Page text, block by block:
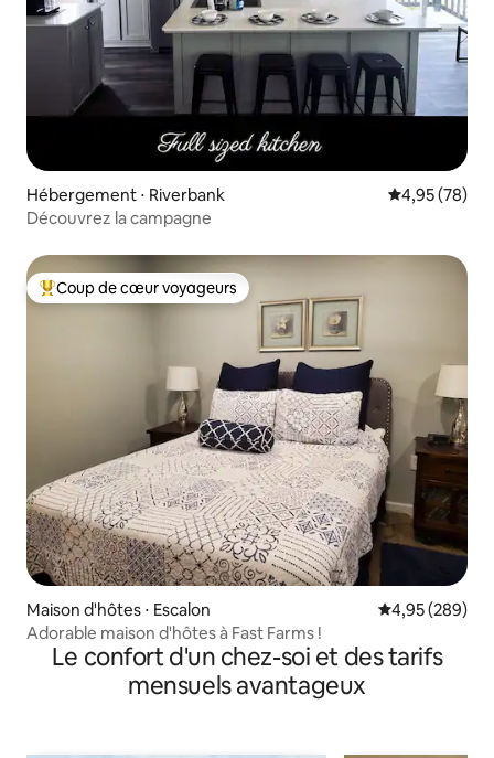
Hébergement ⋅ Riverbank Évaluation
4,95 (78)
Découvrez la campagne
Coups de cœur voyageurs les plus appréciés
Coup de cœur voyageurs
Maison d'hôtes ⋅ Escalon Évaluation
4,95 (289)
Adorable maison d'hôtes à Fast Farms !
Le confort d'un chez-soi et des tarifs
mensuels avantageux